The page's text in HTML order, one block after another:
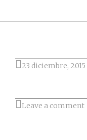
23 diciembre, 2015
Leave a comment